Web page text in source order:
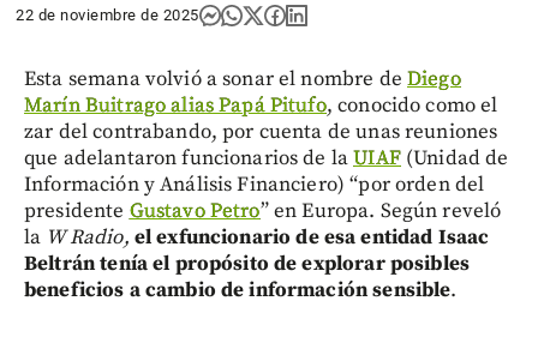
22 de noviembre de 2025
Esta semana volvió a sonar el nombre de Diego
Marín Buitrago alias Papá Pitufo, conocido como el
zar del contrabando, por cuenta de unas reuniones
que adelantaron funcionarios de laUIAF(Unidad de
Información y Análisis Financiero) “por orden del
presidente Gustavo Petro” en Europa. Según reveló
la W Radio, el exfuncionario de esa entidad Isaac
Beltrán tenía el propósito de explorar posibles
beneficios a cambio de información sensible.